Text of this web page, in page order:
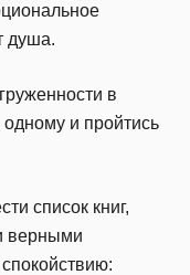
душа.
в
одному и пройтись
список книг,
верными